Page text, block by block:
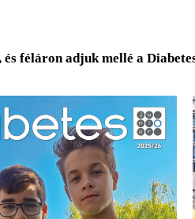
féláron adjuk mellé a